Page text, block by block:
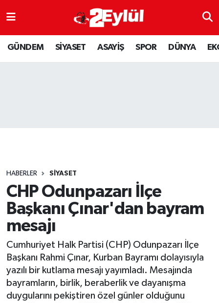
GÜNDEM SİYASET ASAYİŞ SPOR DÜNYA
HABERLER SİYASET
CHP Odunpazarı İlçe
Başkanı Çınar'dan bayram
mesajı
Cumhuriyet Halk Partisi (CHP) Odunpazarı İlçe
Başkanı Rahmi Çınar, Kurban Bayramı dolayısıyla
yazılı bir kutlama mesajı yayımladı. Mesajında
bayramların, birlik, beraberlik ve dayanışma
duygularını pekiştiren özel günler olduğunu
ASAYİŞ
DÜNYA
SPOR
YAŞAM
Nöbetçi Eczaneler
Hava Durumu
Son Dakika Haberleri
Haber Arşivi